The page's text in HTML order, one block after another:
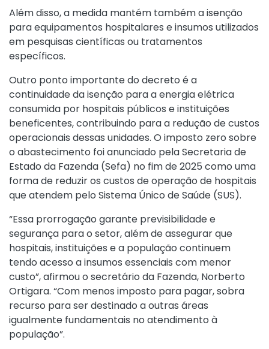
Além disso, a medida mantém também a isenção
para equipamentos hospitalares e insumos utilizados
em pesquisas científicas ou tratamentos
específicos.
Outro ponto importante do decreto é a
continuidade da isenção para a energia elétrica
consumida por hospitais públicos e instituições
beneficentes, contribuindo para a redução de custos
operacionais dessas unidades. O imposto zero sobre
o abastecimento foi anunciado pela Secretaria de
Estado da Fazenda (Sefa) no fim de 2025 como uma
forma de reduzir os custos de operação de hospitais
que atendem pelo Sistema Único de Saúde (SUS).
“Essa prorrogação garante previsibilidade e
segurança para o setor, além de assegurar que
hospitais, instituições e a população continuem
tendo acesso a insumos essenciais com menor
custo”, afirmou o secretário da Fazenda, Norberto
Ortigara. “Com menos imposto para pagar, sobra
recurso para ser destinado a outras áreas
igualmente fundamentais no atendimento à
população”.